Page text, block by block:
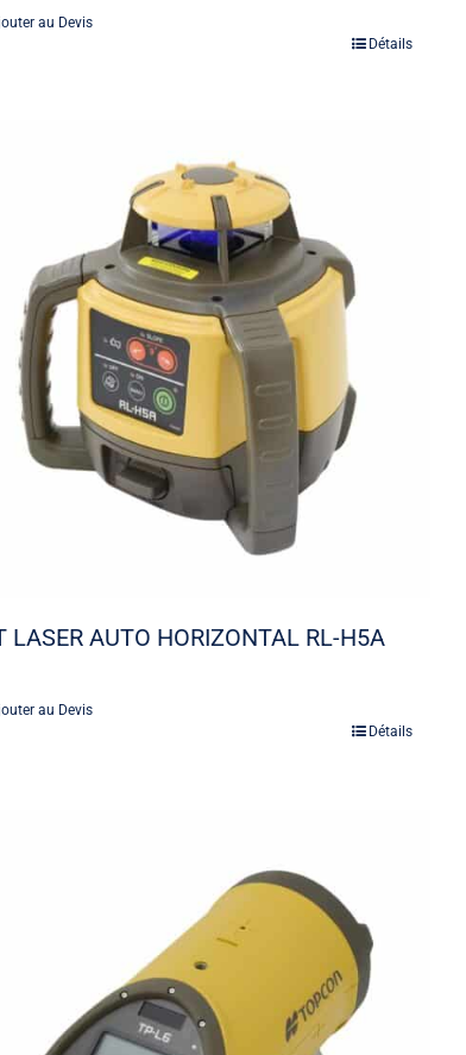
au Devis
Détails
LASER AUTO HORIZONTAL RL-H5A
au Devis
Détails